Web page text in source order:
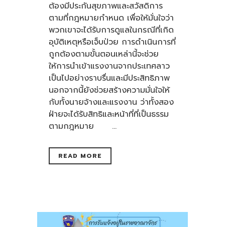
ต้องมีประกันสุขภาพและสวัสดิการ
ตามที่กฎหมายกำหนด เพื่อให้มั่นใจว่า
พวกเขาจะได้รับการดูแลในกรณีที่เกิด
อุบัติเหตุหรือเจ็บป่วย การดำเนินการที่
ถูกต้องตามขั้นตอนเหล่านี้จะช่วย
ให้การนำเข้าแรงงานจากประเทศลาว
เป็นไปอย่างราบรื่นและมีประสิทธิภาพ
นอกจากนี้ยังช่วยสร้างความมั่นใจให้
กับทั้งนายจ้างและแรงงาน ว่าทั้งสอง
ฝ่ายจะได้รับสิทธิและหน้าที่ที่เป็นธรรม
ตามกฎหมาย ...
READ MORE